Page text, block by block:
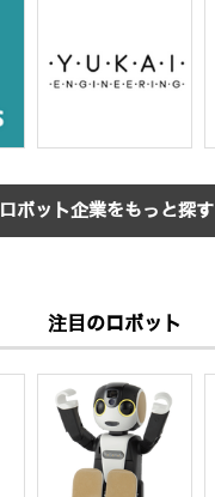
ロボット企業をもっと探す
注目のロボット